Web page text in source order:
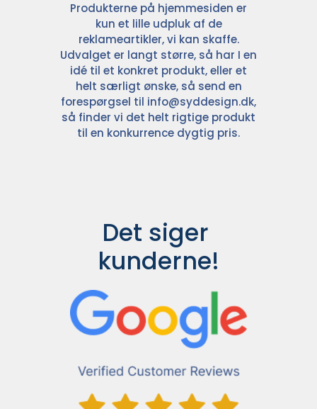
Produkterne på hjemmesiden er
kun et lille udpluk af de
reklameartikler, vi kan skaffe.
Udvalget er langt større, så har I en
idé til et konkret produkt, eller et
helt særligt ønske, så send en
forespørgsel til info@syddesign.dk,
så finder vi det helt rigtige produkt
til en konkurrence dygtig pris.
Det siger
kunderne!